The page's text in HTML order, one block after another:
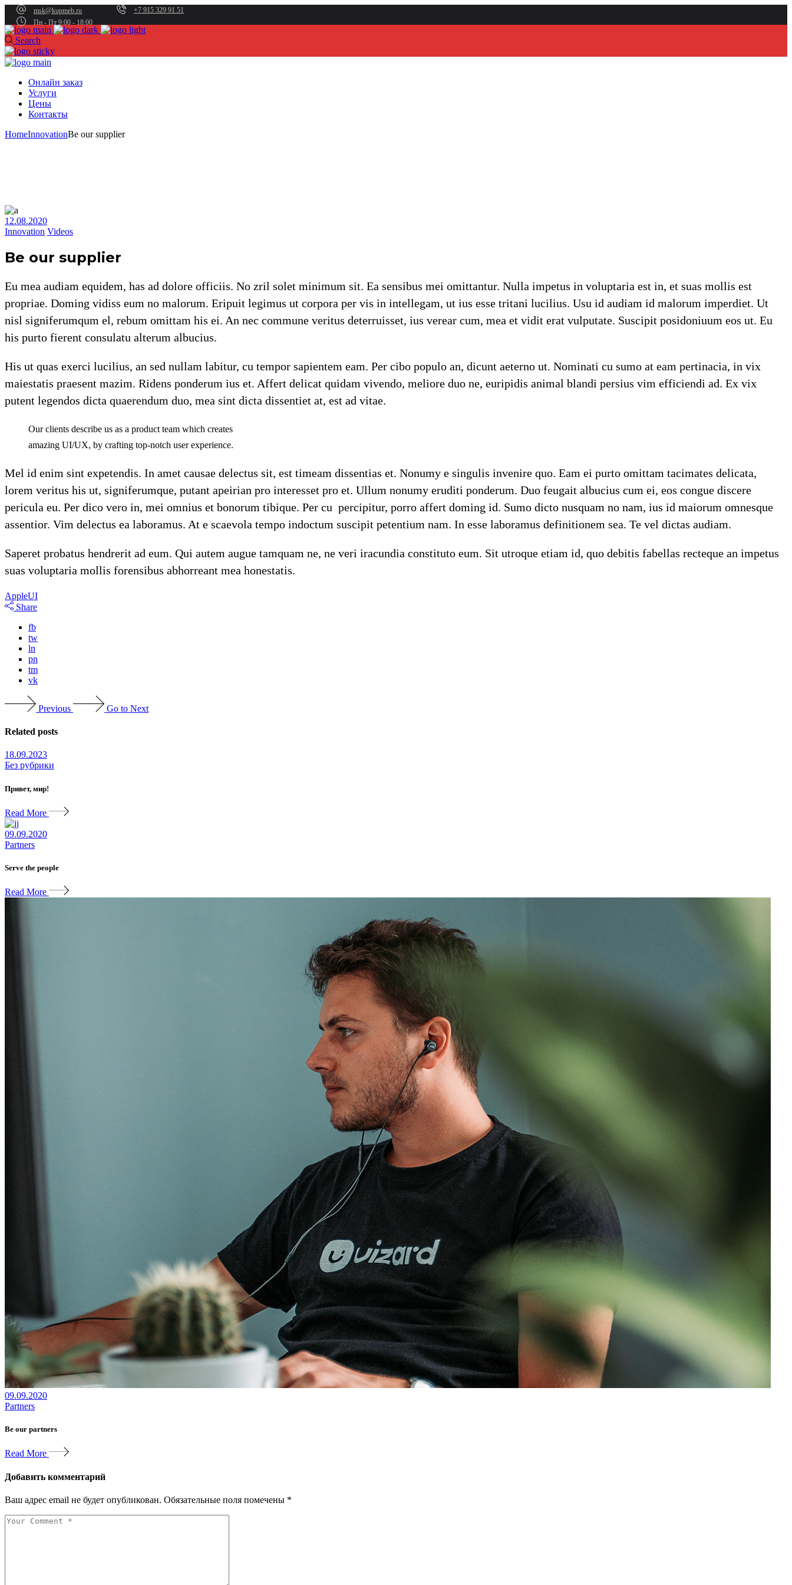
msk@kupmeb.ru
+7 915 329 91 51
Пн - Пт 9:00 - 18:00
Search
Онлайн заказ
Услуги
Цены
Контакты
HomeInnovationBe our supplier
12.08.2020
Innovation Videos
Be our supplier
Eu mea audiam equidem, has ad dolore officiis. No zril solet minimum sit. Ea sensibus mei omittantur. Nulla impetus in voluptaria est in, et suas mollis est
propriae. Doming vidiss eum no malorum. Eripuit legimus ut corpora per vis in intellegam, ut ius esse tritani lucilius. Usu id audiam id malorum imperdiet. Ut
nisl signiferumqum el, rebum omittam his ei. An nec commune veritus deterruisset, ius verear cum, mea et vidit erat vulputate. Suscipit posidoniuum eos ut. Eu
his purto fierent consulatu alterum albucius.
His ut quas exerci lucilius, an sed nullam labitur, cu tempor sapientem eam. Per cibo populo an, dicunt aeterno ut. Nominati cu sumo at eam pertinacia, in vix
maiestatis praesent mazim. Ridens ponderum ius et. Affert delicat quidam vivendo, meliore duo ne, euripidis animal blandi persius vim efficiendi ad. Ex vix
putent legendos dicta quaerendum duo, mea sint dicta dissentiet at, est ad vitae.
Our clients describe us as a product team which creates
amazing UI/UX, by crafting top-notch user experience.
Mel id enim sint expetendis. In amet causae delectus sit, est timeam dissentias et. Nonumy e singulis invenire quo. Eam ei purto omittam tacimates delicata,
lorem veritus his ut, signiferumque, putant apeirian pro interesset pro et. Ullum nonumy eruditi ponderum. Duo feugait albucius cum ei, eos congue discere
pericula eu. Per dico vero in, mei omnius et bonorum tibique. Per cu percipitur, porro affert doming id. Sumo dicto nusquam no nam, ius id maiorum omnesque
assentior. Vim delectus ea laboramus. At e scaevola tempo indoctum suscipit petentium nam. In esse laboramus definitionem sea. Te vel dictas audiam.
Saperet probatus hendrerit ad eum. Qui autem augue tamquam ne, ne veri iracundia constituto eum. Sit utroque etiam id, quo debitis fabellas recteque an impetus
suas voluptaria mollis forensibus abhorreant mea honestatis.
AppleUI
Share
fb
tw
ln
pn
tm
vk
Previous Go to Next
Related posts
18.09.2023
Без рубрики
Привет, мир!
Read More
09.09.2020
Partners
Serve the people
Read More
09.09.2020
Partners
Be our partners
Read More
Добавить комментарий
Ваш адрес email не будет опубликован. Обязательные поля помечены *